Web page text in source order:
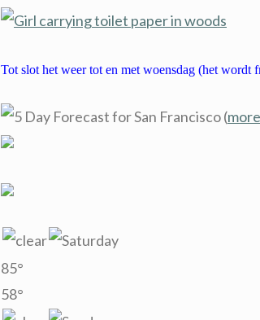
Tot slot het weer tot en met woensdag (het wordt
for San Francisco (
85°
58°